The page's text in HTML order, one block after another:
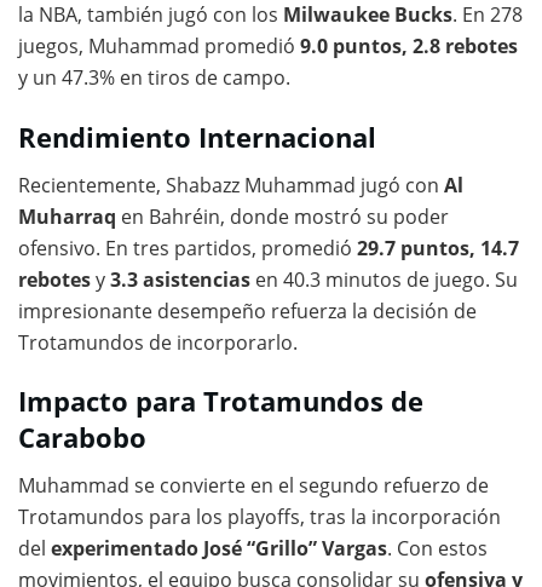
la NBA, también jugó con los Milwaukee Bucks. En 278
juegos, Muhammad promedió 9.0 puntos, 2.8 rebotes
y un 47.3% en tiros de campo.
Rendimiento Internacional
Recientemente, Shabazz Muhammad jugó con Al
Muharraq en Bahréin, donde mostró su poder
ofensivo. En tres partidos, promedió 29.7 puntos, 14.7
rebotesy3.3 asistencias en 40.3 minutos de juego. Su
impresionante desempeño refuerza la decisión de
Trotamundos de incorporarlo.
Impacto para Trotamundos de
Carabobo
Muhammad se convierte en el segundo refuerzo de
Trotamundos para los playoffs, tras la incorporación
del experimentado José “Grillo” Vargas. Con estos
movimientos, el equipo busca consolidar su ofensiva y